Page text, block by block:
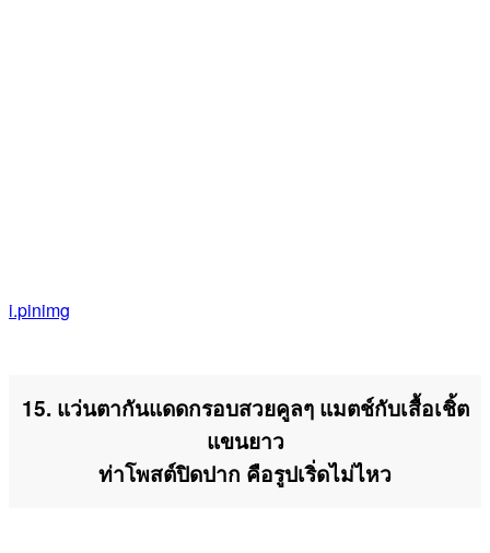
i.pinimg
15. แว่นตากันแดดกรอบสวยคูลๆ แมตช์กับเสื้อเชิ้ต
แขนยาว
ท่าโพสต์ปิดปาก คือรูปเริ่ดไม่ไหว